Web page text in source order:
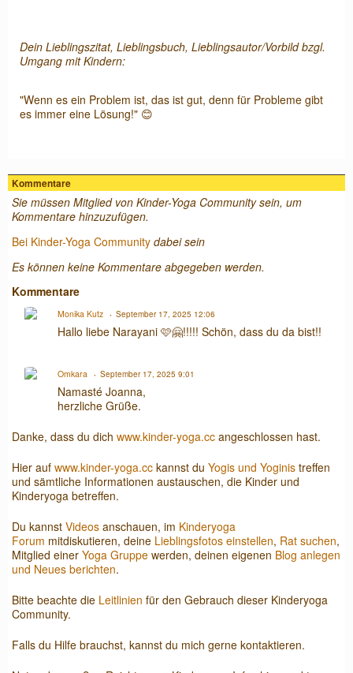
Dein Lieblingszitat, Lieblingsbuch, Lieblingsautor/Vorbild bzgl.
Umgang mit Kindern:
"Wenn es ein Problem ist, das ist gut, denn für Probleme gibt
es immer eine Lösung!" 😊
Kommentare
Sie müssen Mitglied von Kinder-Yoga Community sein, um
Kommentare hinzuzufügen.
Bei Kinder-Yoga Community dabei sein
Es können keine Kommentare abgegeben werden.
Kommentare
Monika Kutz September 17, 2025 12:06
Hallo liebe Narayani 🩷🤗!!!!! Schön, dass du da bist!!
Omkara September 17, 2025 9:01
Namasté Joanna,
herzliche Grüße.
Danke, dass du dich www.kinder-yoga.cc angeschlossen hast.
Hier auf www.kinder-yoga.cc kannst du Yogis und Yoginis treffen
und sämtliche Informationen austauschen, die Kinder und
Kinderyoga betreffen.
Du kannst Videos anschauen, im Kinderyoga
Forum mitdiskutieren, deine Lieblingsfotos einstellen, Rat suchen,
Mitglied einer Yoga Gruppe werden, deinen eigenen Blog anlegen
und Neues berichten.
Bitte beachte die Leitlinien für den Gebrauch dieser Kinderyoga
Community.
Falls du Hilfe brauchst, kannst du mich gerne kontaktieren.